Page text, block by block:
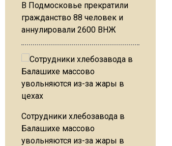
В Подмосковье прекратили
гражданство 88 человек и
аннулировали 2600 ВНЖ
Сотрудники хлебозавода в
Балашихе массово
увольняются из-за жары в